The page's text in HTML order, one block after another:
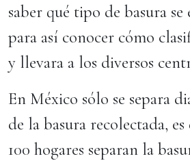
saber qué tipo de basura se
para así conocer cómo
y llevara a los diversos
En México sólo se separa
de la basura recolectada,
100 hogares separan la